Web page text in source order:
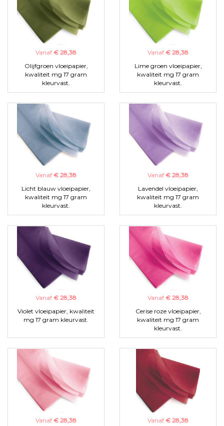
Vanaf € 28,38
Olijfgroen vloeipapier,
kwaliteit mg 17 gram
kleurvast.
Vanaf € 28,38
Lime groen vloeipapier,
kwaliteit mg 17 gram
kleurvast.
Vanaf € 28,38
Licht blauw vloeipapier,
kwaliteit mg 17 gram
kleurvast.
Vanaf € 28,38
Lavendel vloeipapier,
kwaliteit mg 17 gram
kleurvast.
Vanaf € 28,38
Violet vloeipapier, kwaliteit
mg 17 gram kleurvast.
Vanaf € 28,38
Cerise roze vloeipapier,
kwaliteit mg 17 gram
kleurvast.
Vanaf € 28,38
Vanaf € 28,38